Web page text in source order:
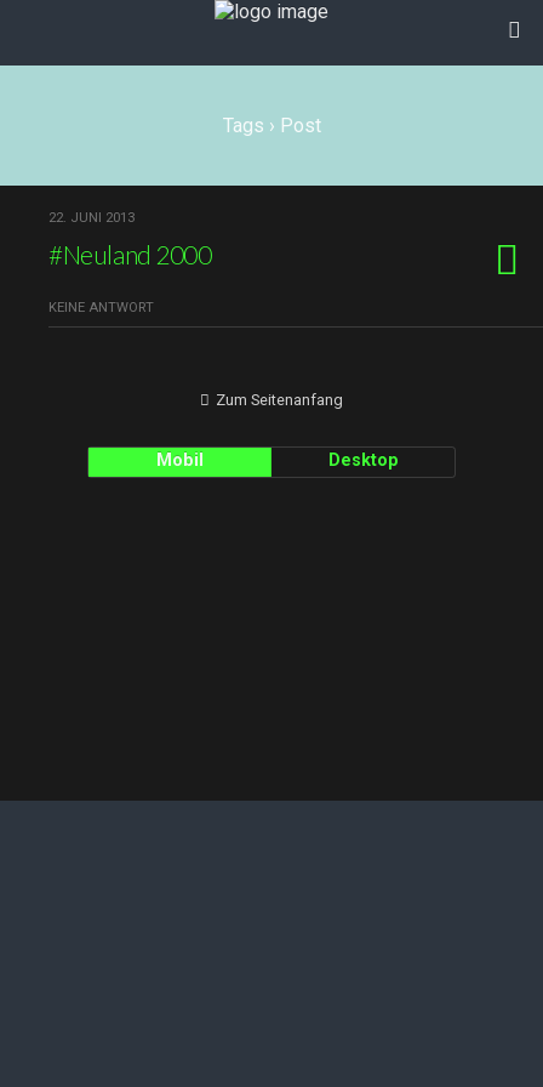
Tags › Post
22. JUNI 2013
#Neuland 2000
KEINE ANTWORT
Zum Seitenanfang
Mobil Desktop